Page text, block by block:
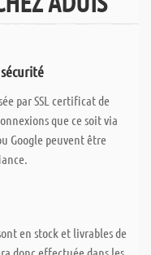
par SSL certificat de
que ce soit via
Google peuvent être
en stock et livrables de